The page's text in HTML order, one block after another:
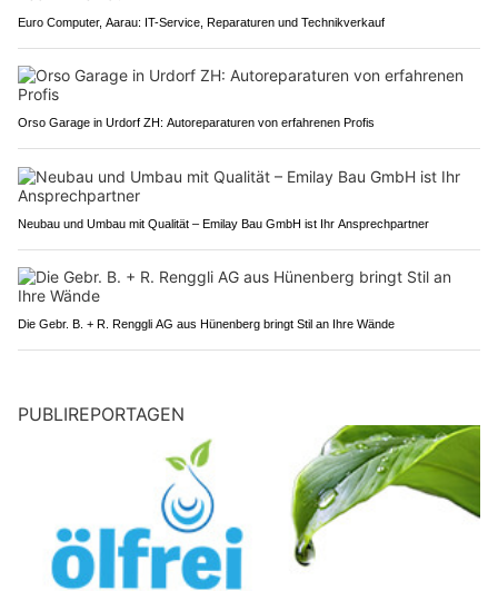
Euro Computer, Aarau: IT-Service, Reparaturen und Technikverkauf
Orso Garage in Urdorf ZH: Autoreparaturen von erfahrenen Profis
Neubau und Umbau mit Qualität – Emilay Bau GmbH ist Ihr Ansprechpartner
Die Gebr. B. + R. Renggli AG aus Hünenberg bringt Stil an Ihre Wände
PUBLIREPORTAGEN